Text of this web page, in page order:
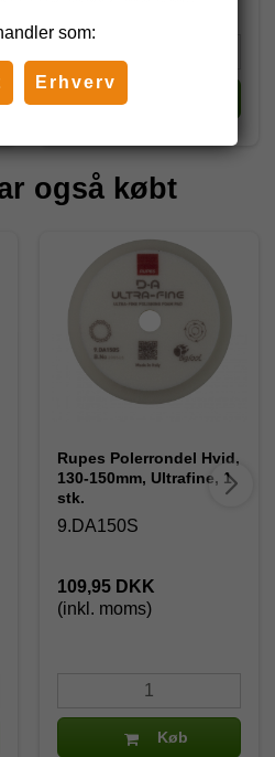
også købt
Rupes Polerrondel Hvid,
130-150mm, Ultrafine, 1
stk.
9.DA150S
109,95 DKK
(inkl. moms)
Køb
som:
Erhverv